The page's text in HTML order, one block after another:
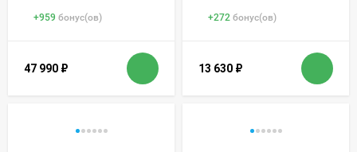
+959 бонус(ов)
47 990 ₽
+272 бонус(ов)
13 630 ₽